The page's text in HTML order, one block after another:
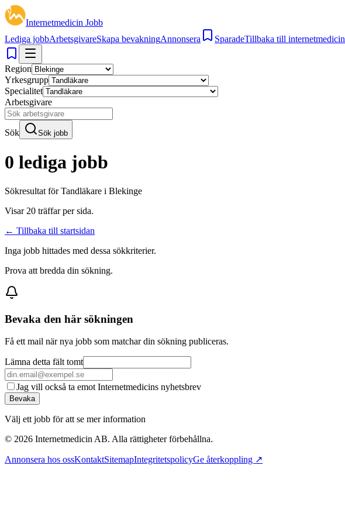
Internetmedicin Jobb
Lediga jobbArbetsgivareSkapa bevakningAnnonsera SparadeTillbaka till internetmedicin
Region
Yrkesgrupp
Specialitet
Arbetsgivare
Sök Sök jobb
0 lediga jobb
Sökresultat förTandläkare i Blekinge
Visar 20 träffar per sida.
← Tillbaka till startsidan
Inga jobb hittades med dessa sökkriterier.
Prova att bredda din sökning.
Bevaka den här sökningen
Få ett mail när nya jobb som matchar din sökning publiceras.
Lämna detta fält tomt
Jag vill också ta emot Internetmedicins nyhetsbrev
Bevaka
Välj ett jobb för att se mer information
© 2026 Internetmedicin AB. Alla rättigheter förbehållna.
Annonsera hos ossKontaktSitemapIntegritetspolicyGe återkoppling ↗